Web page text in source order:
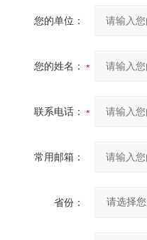
您的单位：
您的姓名：
联系电话：
常用邮箱：
省份：